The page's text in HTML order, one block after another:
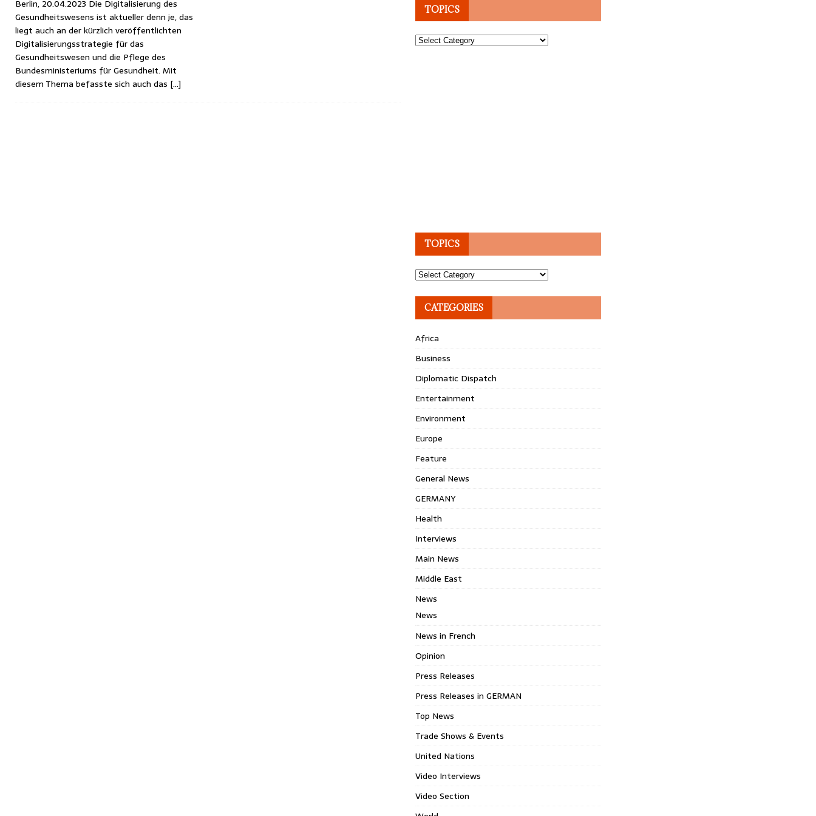
Berlin, 20.04.2023 Die Digitalisierung des
Gesundheitswesens ist aktueller denn je, das
liegt auch an der kürzlich veröffentlichten
Digitalisierungsstrategie für das
Gesundheitswesen und die Pflege des
Bundesministeriums für Gesundheit. Mit
diesem Thema befasste sich auch das […]
TOPICS
Topics
TOPICS
Topics
CATEGORIES
Africa
Business
Diplomatic Dispatch
Entertainment
Environment
Europe
Feature
General News
GERMANY
Health
Interviews
Main News
Middle East
News
News
News in French
Opinion
Press Releases
Press Releases in GERMAN
Top News
Trade Shows & Events
United Nations
Video Interviews
Video Section